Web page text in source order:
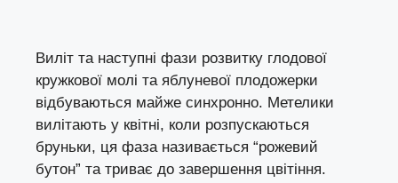
Виліт та наступні фази розвитку глодової
кружкової молі та яблуневої плодожерки
відбуваються майже синхронно. Метелики
вилітають у квітні, коли розпускаються
бруньки, ця фаза називається “рожевий
бутон” та триває до завершення цвітіння.